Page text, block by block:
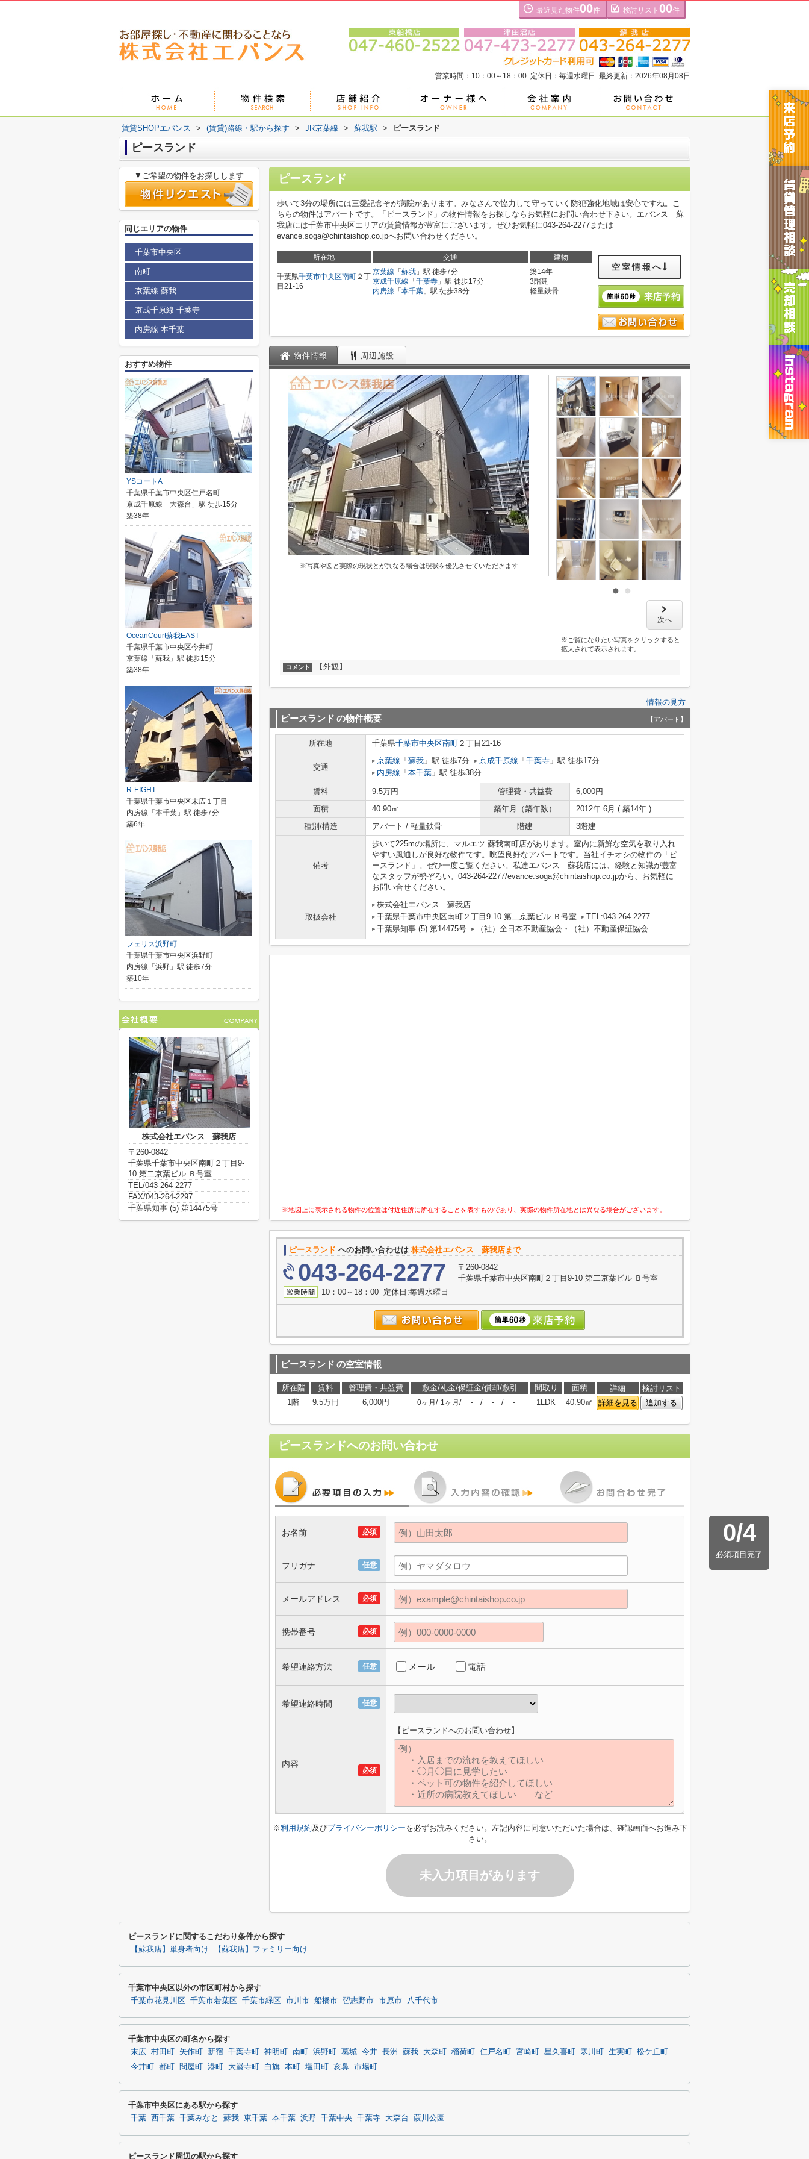
最近見た物件00件 検討リスト 00件
営業時間：10：00～18：00 定休日：毎週水曜日 最終更新：2026年08月08日
賃貸SHOPエバンス > (賃貸)路線・駅から探す > JR京葉線 > 蘇我駅 > ピースランド
ピースランド
ピースランド
歩いて3分の場所には三愛記念そが病院があります。みなさんで協力して守っていく防犯強化地域は安心ですね。こ
ちらの物件はアパートです。「ピースランド」の物件情報をお探しならお気軽にお問い合わせ下さい。エバンス 蘇
我店には千葉市中央区エリアの賃貸情報が豊富にございます。ぜひお気軽に043-264-2277または
evance.soga@chintaishop.co.jpへお問い合わせください。
所在地 交通 建物
千葉県千葉市中央区南町 ２丁
目21-16
京葉線 「 蘇我 」駅 徒歩7分
京成千原線 「 千葉寺 」駅 徒歩17分
内房線 「 本千葉 」駅 徒歩38分
築14年
3階建
軽量鉄骨
空室情報へ
物件情報 周辺施設
※写真や図と実際の現状とが異なる場合は現状を優先させていただきます
次へ
※ご覧になりたい写真をクリックすると
拡大されて表示されます。
コメント 【外観】
情報の見方
ピースランド の物件概要 【アパート】
所在地 千葉県千葉市中央区南町 ２丁目21-16
交通
京葉線 「 蘇我 」駅 徒歩7分 京成千原線 「 千葉寺 」駅 徒歩17分
内房線 「 本千葉 」駅 徒歩38分
賃料 9.5万円 管理費・共益費
6,000円
面積
40.90㎡ 築年月（築年数）
2012年 6月 ( 築14年 )
種別/構造
アパート / 軽量鉄骨 階建 3階建
備考
歩いて225mの場所に、マルエツ 蘇我南町店があります。室内に新鮮な空気を取り入れ
やすい風通しが良好な物件です。眺望良好なアパートです。当社イチオシの物件の「ピ
ースランド」。ぜひ一度ご覧ください。私達エバンス 蘇我店には、経験と知識が豊富
なスタッフが勢ぞろい。043-264-2277/evance.soga@chintaishop.co.jpから、お気軽に
お問い合せください。
取扱会社
株式会社エバンス 蘇我店
千葉県千葉市中央区南町２丁目9-10 第二京葉ビル Ｂ号室
TEL:043-264-2277
千葉県知事 (5) 第14475号
（社）全日本不動産協会・（社）不動産保証協会
※地図上に表示される物件の位置は付近住所に所在することを表すものであり、実際の物件所在地とは異なる場合がございます。
ピースランド へのお問い合わせは 株式会社エバンス 蘇我店まで
043-264-2277
〒260-0842
千葉県千葉市中央区南町２丁目9-10 第二京葉ビル Ｂ号室
10：00～18：00 定休日:毎週水曜日
ピースランド の空室情報
所在階 賃料 管理費・共益費 敷金/礼金/保証金/償却/敷引 間取り 面積 詳細
検討リスト
1階
9.5万円 6,000円 0ヶ月 / 1ヶ月 / - / - / - 1LDK 40.90㎡ 詳細を見る 追加する
ピースランドへのお問い合わせ
0/4
必須項目完了
必須
お名前
任意
フリガナ
必須
メールアドレス
必須
携帯番号
任意
希望連絡方法 メール 電話
任意
希望連絡時間
必須
内容
【ピースランドへのお問い合わせ】
※利用規約及びプライバシーポリシーを必ずお読みください。左記内容に同意いただいた場合は、確認画面へお進み下
さい。
未入力項目があります
▼ご希望の物件をお探しします
同じエリアの物件
千葉市中央区
南町
京葉線 蘇我
京成千原線 千葉寺
内房線 本千葉
おすすめ物件
YSコートA
千葉県千葉市中央区仁戸名町
京成千原線「大森台」駅 徒歩15分
築38年
OceanCourt蘇我EAST
千葉県千葉市中央区今井町
京葉線「蘇我」駅 徒歩15分
築38年
R-EIGHT
千葉県千葉市中央区末広１丁目
内房線「本千葉」駅 徒歩7分
築6年
フェリス浜野町
千葉県千葉市中央区浜野町
内房線「浜野」駅 徒歩7分
築10年
株式会社エバンス 蘇我店
〒260-0842
千葉県千葉市中央区南町２丁目9-
10 第二京葉ビル Ｂ号室
TEL/043-264-2277
FAX/043-264-2297
千葉県知事 (5) 第14475号
ピースランドに関するこだわり条件から探す
【蘇我店】単身者向け 【蘇我店】ファミリー向け
千葉市中央区以外の市区町村から探す
千葉市花見川区 千葉市若葉区 千葉市緑区 市川市 船橋市 習志野市 市原市 八千代市
千葉市中央区の町名から探す
末広 村田町 矢作町 新宿 千葉寺町 神明町 南町 浜野町 葛城 今井 長洲 蘇我 大森町 稲荷町 仁戸名町 宮崎町 星久喜町 寒川町 生実町
松ケ丘町
今井町
都町 問屋町 港町 大巌寺町 白旗 本町 塩田町 亥鼻 市場町
千葉市中央区にある駅から探す
千葉 西千葉 千葉みなと 蘇我 東千葉 本千葉 浜野 千葉中央 千葉寺 大森台 葭川公園
ピースランド周辺の駅から探す